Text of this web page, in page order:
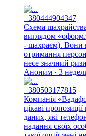
+380444904347
Схема
виглядом
- шахраєм). Вони
отримання
несе значний
Аноним · 3
+380503177815
Компанія
цікаві
даних, які
надання своїх